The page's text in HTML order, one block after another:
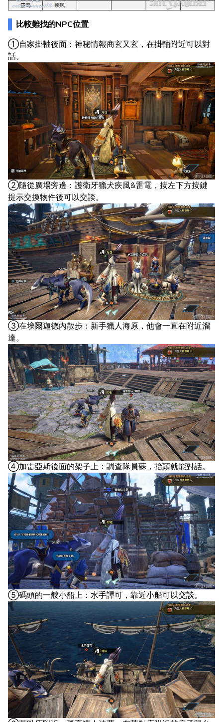
比較難找的NPC位置
①自家掛軸後面：神秘情報商玄又玄，在掛軸附近可以對
話。
②隨從廣場旁邊：護衛牙獵犬疾風&雷電，按左下方按鍵
提示交換物件後可以交談。
③在埃爾迦德內散步：新手獵人海原，他會一直在附近溜
達。
④加雷亞斯後面的架子上：調查隊員蘇，抬頭就能對話。
⑤碼頭的一艘小船上：水手譚可，靠近小船可以交談。